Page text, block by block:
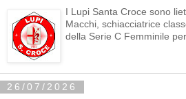
I Lupi Santa Croce sono
Macchi, schiacciatrice
della Serie C Femminile
26/07/2026